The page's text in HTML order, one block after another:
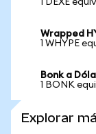
1 DEXE
Wrapped
1 WHYPE
Bonk a
1 BONK
Explorar